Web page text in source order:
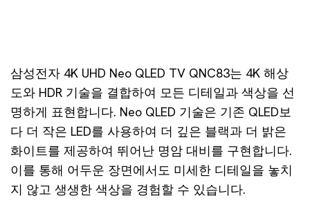
삼성전자 4K UHD Neo QLED TV QNC83는 4K 해상
도와 HDR 기술을 결합하여 모든 디테일과 색상을 선
명하게 표현합니다. Neo QLED 기술은 기존 QLED보
다 더 작은 LED를 사용하여 더 깊은 블랙과 더 밝은
화이트를 제공하여 뛰어난 명암 대비를 구현합니다.
이를 통해 어두운 장면에서도 미세한 디테일을 놓치
지 않고 생생한 색상을 경험할 수 있습니다.